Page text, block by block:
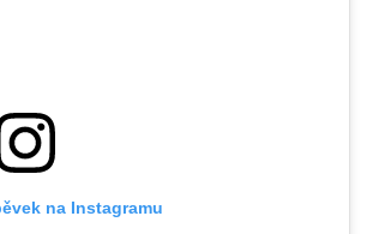
na Instagramu